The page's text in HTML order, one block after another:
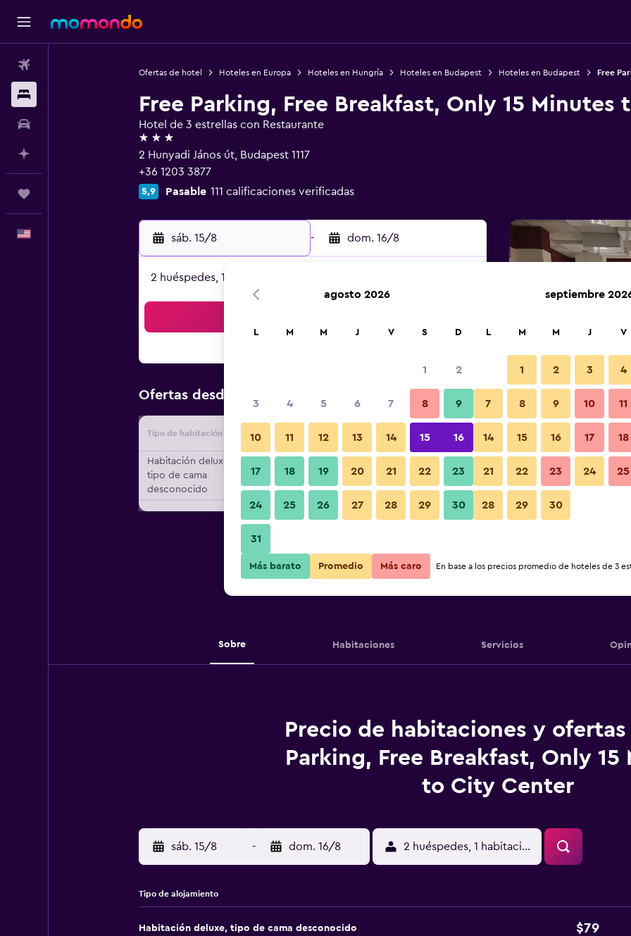
Ofertas de hotel Hoteles en Europa Hoteles en Hungría Hoteles en Budapest Hoteles en Budapest Free
Free Parking, Free Breakfast, Only 15 Minutes
Hotel de 3 estrellas con Restaurante
3 estrellas
2 Hunyadi János út, Budapest 1117
+36 1203 3877
5,9 Pasable 111 calificaciones verificadas
sáb. 15/8 - dom. 16/8
2 huéspedes, 1 habitación
Ofertas desde Oferta más barata de precio por noche
Tipo de habitación Proveedor Total noche
Habitación deluxe,
tipo de cama
desconocido
$79 Ver oferta
Lobby
Fotos
Sobre Habitaciones Servicios
Precio de habitaciones y ofertas
Parking, Free Breakfast, Only 15
to City Center
sáb. 15/8 - dom. 16/8 2 huéspedes, 1 habitación
Tipo de alojamiento
Habitación deluxe, tipo de cama desconocido $79
agosto 2026
L M M J V S D
1 2
3 4 5 6 7 8 9
10 11 12 13 14 15 16
17 18 19 20 21 22 23
24 25 26 27 28 29 30
31
septiembre
L M M J V
1 2 3 4
7 8 9 10 11
14 15 16 17 18
21 22 23 24 25
28 29 30
Más barato Promedio Más caro En base a los precios promedio de hoteles de 3